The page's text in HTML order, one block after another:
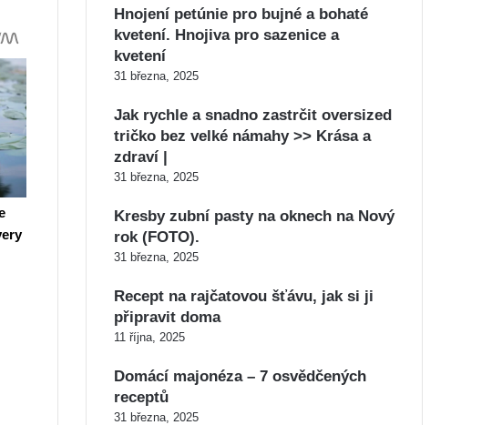
Hnojení petúnie pro bujné a bohaté
kvetení. Hnojiva pro sazenice a
kvetení
31 března, 2025
Jak rychle a snadno zastrčit oversized
tričko bez velké námahy >> Krása a
zdraví |
31 března, 2025
Kresby zubní pasty na oknech na Nový
rok (FOTO).
31 března, 2025
Recept na rajčatovou šťávu, jak si ji
připravit doma
11 října, 2025
Domácí majonéza – 7 osvědčených
receptů
31 března, 2025